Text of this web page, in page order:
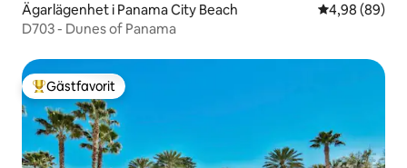
Ägarlägenhet i Panama City Beach 4,98 av 5 i
4,98 (89)
D703 - Dunes of Panama
Populär gästfavorit
Gästfavorit